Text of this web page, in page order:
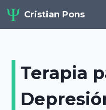
contenido
Cristian Pons
Terapia